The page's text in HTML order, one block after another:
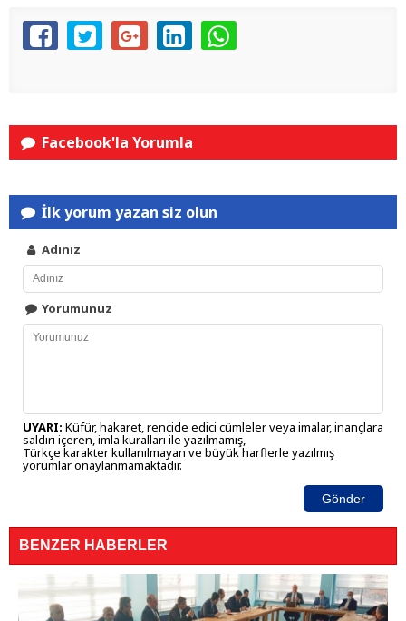
Facebook'la Yorumla
İlk yorum yazan siz olun
Adınız
Yorumunuz
UYARI: Küfür, hakaret, rencide edici cümleler veya imalar, inançlara
saldırı içeren, imla kuralları ile yazılmamış,
Türkçe karakter kullanılmayan ve büyük harflerle yazılmış
yorumlar onaylanmamaktadır.
Gönder
BENZER HABERLER